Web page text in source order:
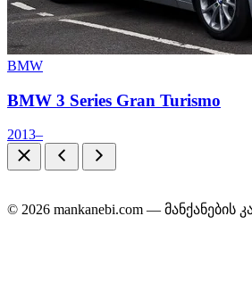
BMW
BMW 3 Series Gran Turismo
2013–
© 2026 mankanebi.com — მანქანების